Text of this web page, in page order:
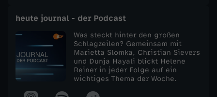
u
n
heute journal - der Podcast
Was steckt hinter den großen
Schlagzeilen? Gemeinsam mit
Marietta Slomka, Christian Sievers
und Dunja Hayali blickt Helene
Reiner in jeder Folge auf ein
wichtiges Thema der Woche.